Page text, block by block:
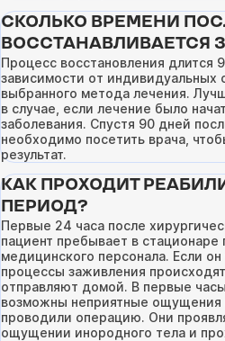
СКОЛЬКО ВРЕМЕНИ
ВОССТАНАВЛИВАЕТСЯ
Процесс восстановления длится
зависимости от индивидуальных
выбранного метода лечения.
в случае, если лечение было
заболевания. Спустя 90 дней
необходимо посетить врача,
результат.
КАК ПРОХОДИТ
ПЕРИОД?
Первые 24 часа после
пациент пребывает в
медицинского персонала. Если
процессы заживления
отправляют домой. В первые
возможны неприятные ощущения
проводили операцию. Они
ощущении инородного тела и